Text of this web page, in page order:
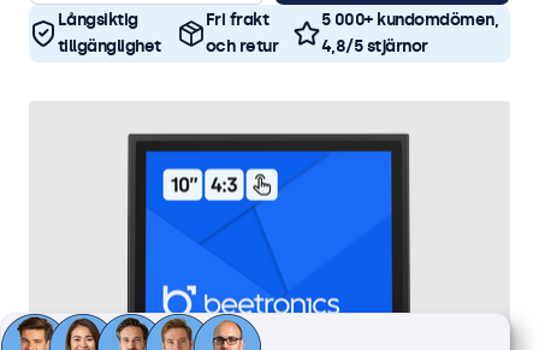
Långsiktig
tillgänglighet
Fri frakt
och retur
5 000+ kundomdömen,
4,8/5 stjärnor